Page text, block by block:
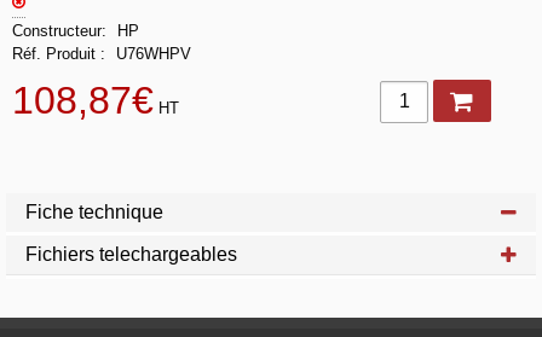
Constructeur
HP
Réf. Produit
U76WHPV
108,87€ HT
Fiche technique
Fichiers telechargeables